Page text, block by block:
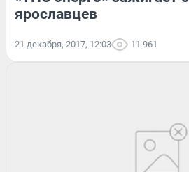
ярославцев
21 декабря, 2017, 12:03 11 961